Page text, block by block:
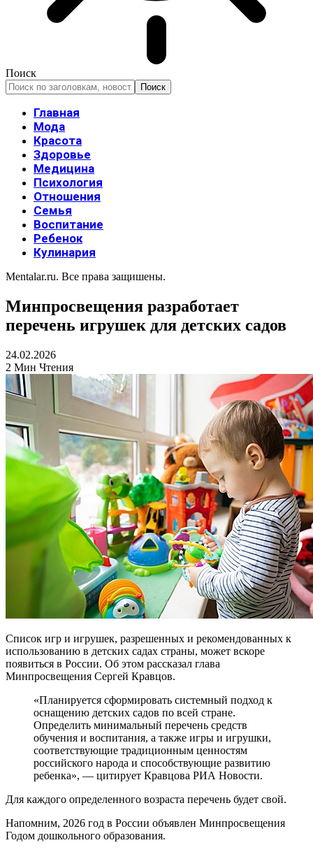
Поиск
Главная
Мода
Красота
Здоровье
Медицина
Психология
Отношения
Семья
Воспитание
Ребенок
Кулинария
Mentalar.ru. Все права защишены.
Минпросвещения разработает
перечень игрушек для детских садов
24.02.2026
2 Мин Чтения
Список игр и игрушек, разрешенных и рекомендованных к
использованию в детских садах страны, может вскоре
появиться в России. Об этом рассказал глава
Минпросвещения Сергей Кравцов.
«Планируется сформировать системный подход к
оснащению детских садов по всей стране.
Определить минимальный перечень средств
обучения и воспитания, а также игры и игрушки,
соответствующие традиционным ценностям
российского народа и способствующие развитию
ребенка», — цитирует Кравцова РИА Новости.
Для каждого определенного возраста перечень будет свой.
Напомним, 2026 год в России объявлен Минпросвещения
Годом дошкольного образования.